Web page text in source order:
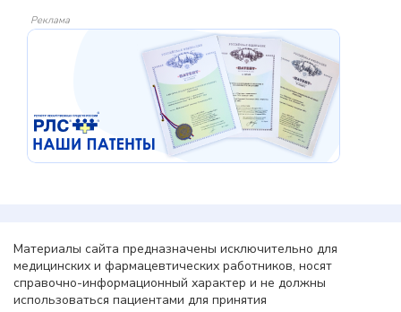
Реклама
Материалы сайта предназначены исключительно для
медицинских и фармацевтических работников, носят
справочно-информационный характер и не должны
использоваться пациентами для принятия